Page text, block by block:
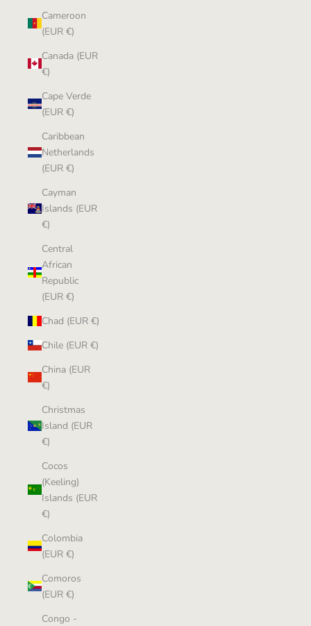
Cameroon
(EUR €)
Canada (EUR
€)
Cape Verde
(EUR €)
Caribbean
Netherlands
(EUR €)
Cayman
Islands (EUR
€)
Central
African
Republic
(EUR €)
Chad (EUR €)
Chile (EUR €)
China (EUR
€)
Christmas
Island (EUR
€)
Cocos
(Keeling)
Islands (EUR
€)
Colombia
(EUR €)
Comoros
(EUR €)
Congo -